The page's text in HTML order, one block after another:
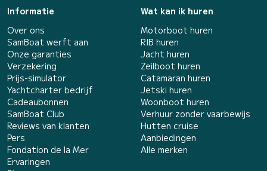
Informatie
Over ons
SamBoat werft aan
Onze garanties
Verzekering
Prijs-simulator
Yachtcharter bedrijf
Cadeaubonnen
SamBoat Club
Reviews van klanten
Pers
Fondation de la Mer
Ervaringen
Wat kan ik huren
Motorboot huren
RIB huren
Jacht huren
Zeilboot huren
Catamaran huren
Jetski huren
Woonboot huren
Verhuur zonder vaarbewijs
Hutten cruise
Aanbiedingen
Alle merken